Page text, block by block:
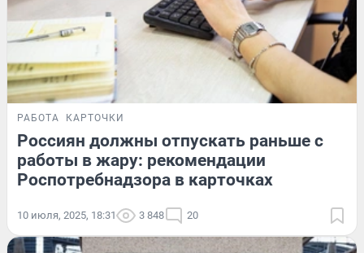
РАБОТА КАРТОЧКИ
Россиян должны отпускать раньше с
работы в жару: рекомендации
Роспотребнадзора в карточках
10 июля, 2025, 18:31 3 848 20